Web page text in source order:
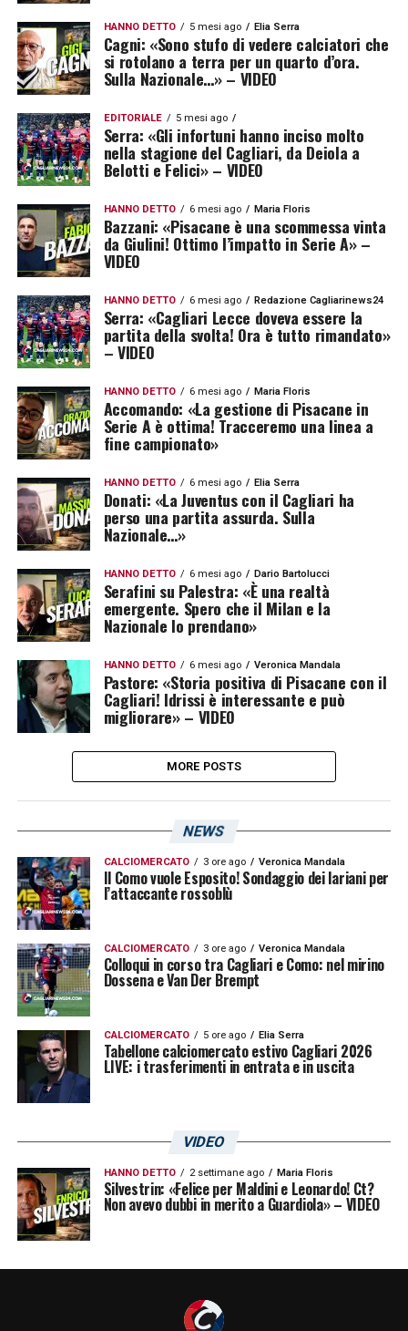
HANNO DETTO 5 mesi ago Elia Serra
Cagni: «Sono stufo di vedere calciatori che
si rotolano a terra per un quarto d’ora.
Sulla Nazionale…» – VIDEO
EDITORIALE 5 mesi ago
Serra: «Gli infortuni hanno inciso molto
nella stagione del Cagliari, da Deiola a
Belotti e Felici» – VIDEO
HANNO DETTO 6 mesi ago Maria Floris
Bazzani: «Pisacane è una scommessa vinta
da Giulini! Ottimo l’impatto in Serie A» –
VIDEO
HANNO DETTO 6 mesi ago Redazione Cagliarinews24
Serra: «Cagliari Lecce doveva essere la
partita della svolta! Ora è tutto rimandato»
– VIDEO
HANNO DETTO 6 mesi ago Maria Floris
Accomando: «La gestione di Pisacane in
Serie A è ottima! Tracceremo una linea a
fine campionato»
HANNO DETTO 6 mesi ago Elia Serra
Donati: «La Juventus con il Cagliari ha
perso una partita assurda. Sulla
Nazionale…»
HANNO DETTO 6 mesi ago Dario Bartolucci
Serafini su Palestra: «È una realtà
emergente. Spero che il Milan e la
Nazionale lo prendano»
HANNO DETTO 6 mesi ago Veronica Mandala
Pastore: «Storia positiva di Pisacane con il
Cagliari! Idrissi è interessante e può
migliorare» – VIDEO
MORE POSTS
NEWS
CALCIOMERCATO 3 ore ago Veronica Mandala
Il Como vuole Esposito! Sondaggio dei lariani per
l’attaccante rossoblù
CALCIOMERCATO 3 ore ago Veronica Mandala
Colloqui in corso tra Cagliari e Como: nel mirino
Dossena e Van Der Brempt
CALCIOMERCATO 5 ore ago Elia Serra
Tabellone calciomercato estivo Cagliari 2026
LIVE: i trasferimenti in entrata e in uscita
VIDEO
HANNO DETTO 2 settimane ago Maria Floris
Silvestrin: «Felice per Maldini e Leonardo! Ct?
Non avevo dubbi in merito a Guardiola» – VIDEO